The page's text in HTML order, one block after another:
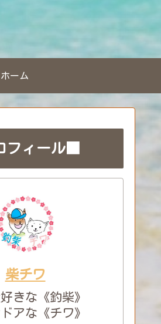
ホーム
ィール■
柴チワ
きな《釣柴》
アな《チワ》